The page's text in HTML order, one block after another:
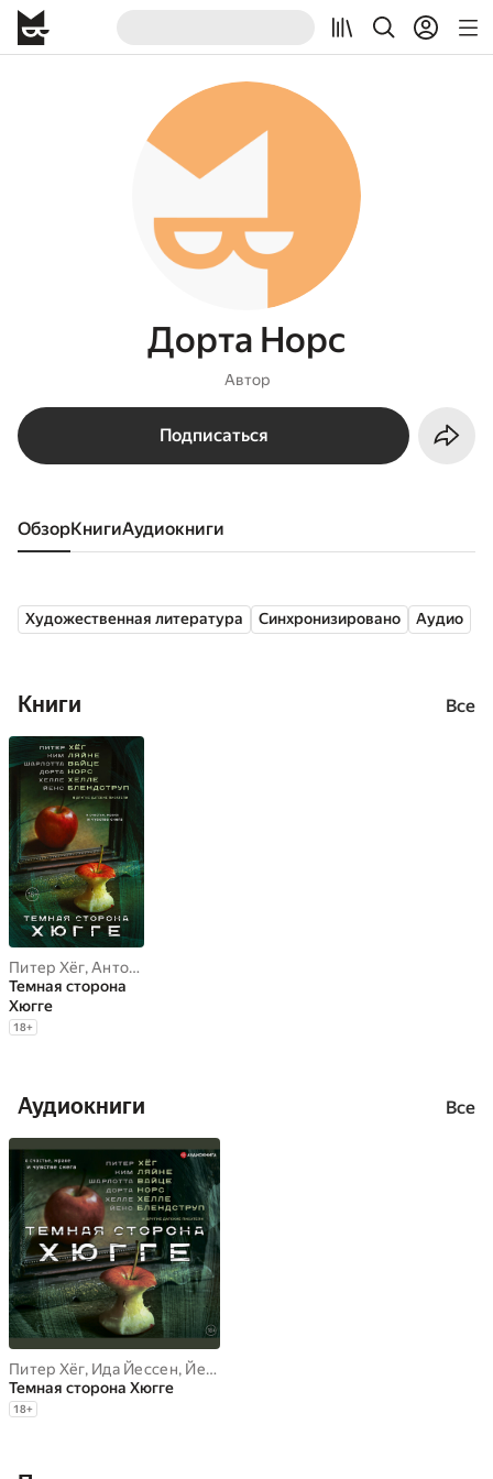
Дорта Норс
Автор
Подписаться
Обзор книги аудиокниги
Художественная литература Синхронизировано Аудио
Книги Все
Питер Хёг,Антология
Темная сторона
Хюгге
18+
Аудиокниги Все
Питер Хёг, Ида Йессен, Йенс Блендструп
Темная сторона Хюгге
18+